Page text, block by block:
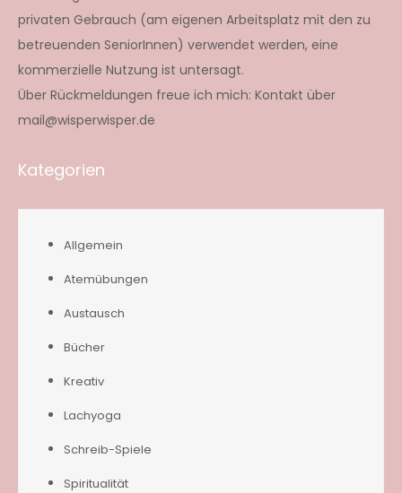
privaten Gebrauch (am eigenen Arbeitsplatz mit den zu
betreuenden SeniorInnen) verwendet werden, eine
kommerzielle Nutzung ist untersagt.
Über Rückmeldungen freue ich mich: Kontakt über
mail@wisperwisper.de
Kategorien
Allgemein
Atemübungen
Austausch
Bücher
Kreativ
Lachyoga
Schreib-Spiele
Spiritualität